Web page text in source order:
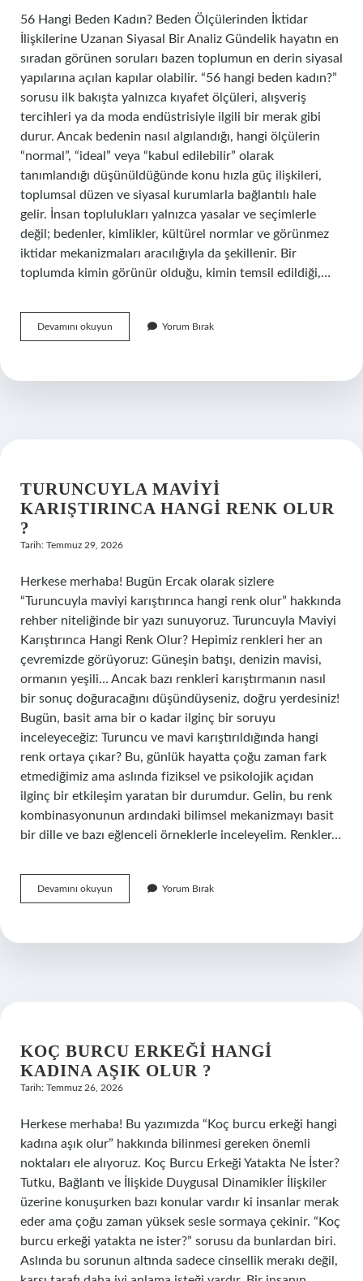
56 Hangi Beden Kadın? Beden Ölçülerinden İktidar
İlişkilerine Uzanan Siyasal Bir Analiz Gündelik hayatın en
sıradan görünen soruları bazen toplumun en derin siyasal
yapılarına açılan kapılar olabilir. “56 hangi beden kadın?”
sorusu ilk bakışta yalnızca kıyafet ölçüleri, alışveriş
tercihleri ya da moda endüstrisiyle ilgili bir merak gibi
durur. Ancak bedenin nasıl algılandığı, hangi ölçülerin
“normal”, “ideal” veya “kabul edilebilir” olarak
tanımlandığı düşünüldüğünde konu hızla güç ilişkileri,
toplumsal düzen ve siyasal kurumlarla bağlantılı hale
gelir. İnsan toplulukları yalnızca yasalar ve seçimlerle
değil; bedenler, kimlikler, kültürel normlar ve görünmez
iktidar mekanizmaları aracılığıyla da şekillenir. Bir
toplumda kimin görünür olduğu, kimin temsil edildiği,…
Devamını okuyun
hangi
?
Yorum Bırak
TURUNCUYLA MAVIYI
KARIŞTIRINCA HANGI RENK OLUR
?
Tarih: Temmuz 29, 2026
Herkese merhaba! Bugün Ercak olarak sizlere
“Turuncuyla maviyi karıştırınca hangi renk olur” hakkında
rehber niteliğinde bir yazı sunuyoruz. Turuncuyla Maviyi
Karıştırınca Hangi Renk Olur? Hepimiz renkleri her an
çevremizde görüyoruz: Güneşin batışı, denizin mavisi,
ormanın yeşili… Ancak bazı renkleri karıştırmanın nasıl
bir sonuç doğuracağını düşündüyseniz, doğru yerdesiniz!
Bugün, basit ama bir o kadar ilginç bir soruyu
inceleyeceğiz: Turuncu ve mavi karıştırıldığında hangi
renk ortaya çıkar? Bu, günlük hayatta çoğu zaman fark
etmediğimiz ama aslında fiziksel ve psikolojik açıdan
ilginç bir etkileşim yaratan bir durumdur. Gelin, bu renk
kombinasyonunun ardındaki bilimsel mekanizmayı basit
bir dille ve bazı eğlenceli örneklerle inceleyelim. Renkler…
Devamını okuyun Turuncuyla
maviyi
renk
Yorum Bırak
KOÇ BURCU ERKEĞI HANGI
KADINA AŞIK OLUR ?
Tarih: Temmuz 26, 2026
Herkese merhaba! Bu yazımızda “Koç burcu erkeği hangi
kadına aşık olur” hakkında bilinmesi gereken önemli
noktaları ele alıyoruz. Koç Burcu Erkeği Yatakta Ne İster?
Tutku, Bağlantı ve İlişkide Duygusal Dinamikler İlişkiler
üzerine konuşurken bazı konular vardır ki insanlar merak
eder ama çoğu zaman yüksek sesle sormaya çekinir. “Koç
burcu erkeği yatakta ne ister?” sorusu da bunlardan biri.
Aslında bu sorunun altında sadece cinsellik merakı değil,